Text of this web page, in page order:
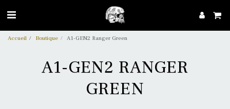
Accueil Boutique A1-GEN2 Ranger Green
A1-GEN2 RANGER
GREEN